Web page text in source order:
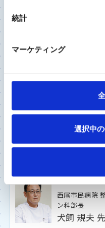
統計
マーケティング
選択中
2023/8/22
独立行政法人
佐々木 宏
金属アレルギーがある
せんか? 膝や股関節に
西尾市民病院
ン科部長
犬飼 規夫